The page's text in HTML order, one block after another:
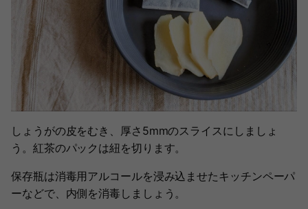
しょうがの皮をむき、厚さ5mmのスライスにしましょ
う。紅茶のパックは紐を切ります。
保存瓶は消毒用アルコールを浸み込ませたキッチンペーパ
ーなどで、内側を消毒しましょう。